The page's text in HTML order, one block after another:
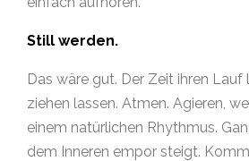
Still werden.
Das wäre gut. Der Zeit ihren Lauf
ziehen lassen. Atmen. Agieren,
einem natürlichen Rhythmus.
dem Inneren empor steigt.